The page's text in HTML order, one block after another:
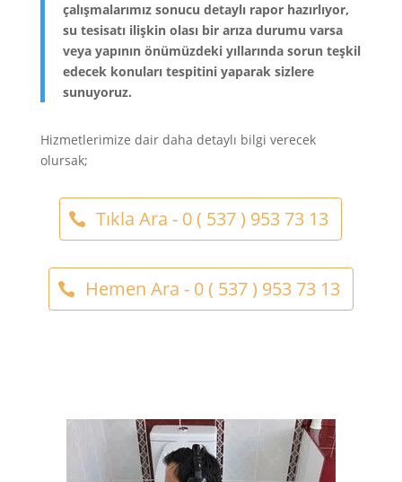
çalışmalarımız sonucu detaylı rapor hazırlıyor,
su tesisatı ilişkin olası bir arıza durumu varsa
veya yapının önümüzdeki yıllarında sorun teşkil
edecek konuları tespitini yaparak sizlere
sunuyoruz.
Hizmetlerimize dair daha detaylı bilgi verecek
olursak;
Tıkla Ara - 0 ( 537 ) 953 73 13
Hemen Ara - 0 ( 537 ) 953 73 13